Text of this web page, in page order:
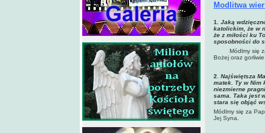
Modlitwa
1 . Jaką
katolickim, że w
że z miłości ku
sposobności do
Módlmy się
Bożej oraz
2 Najświętsza
matek. Ty w Nim
niezmierne
sama. Taka jest
stara się objąć
Módlmy się za
Jej Syna.